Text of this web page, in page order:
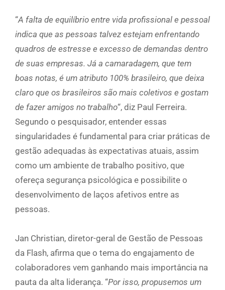
“A falta de equilíbrio entre vida profissional e pessoal
indica que as pessoas talvez estejam enfrentando
quadros de estresse e excesso de demandas dentro
de suas empresas. Já a camaradagem, que tem
boas notas, é um atributo 100% brasileiro, que deixa
claro que os brasileiros são mais coletivos e gostam
de fazer amigos no trabalho“, diz Paul Ferreira.
Segundo o pesquisador, entender essas
singularidades é fundamental para criar práticas de
gestão adequadas às expectativas atuais, assim
como um ambiente de trabalho positivo, que
ofereça segurança psicológica e possibilite o
desenvolvimento de laços afetivos entre as
pessoas.
Jan Christian, diretor-geral de Gestão de Pessoas
da Flash, afirma que o tema do engajamento de
colaboradores vem ganhando mais importância na
pauta da alta liderança. “Por isso, propusemos um